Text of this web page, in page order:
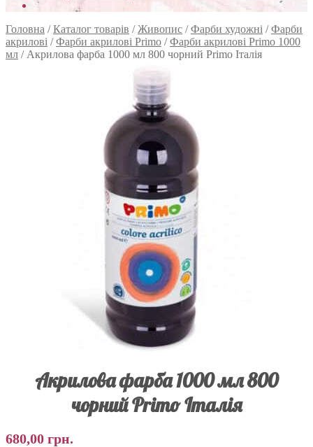
Головна /Каталог товарів /Живопис /Фарби художні /Фарби
акрилові /Фарби акрилові Primo /Фарби акрилові Primo 1000
мл / Акрилова фарба 1000 мл 800 чорний Primo Італія
Акрилова фарба 1000 мл 800
чорний Primo Італія
680,00 грн.